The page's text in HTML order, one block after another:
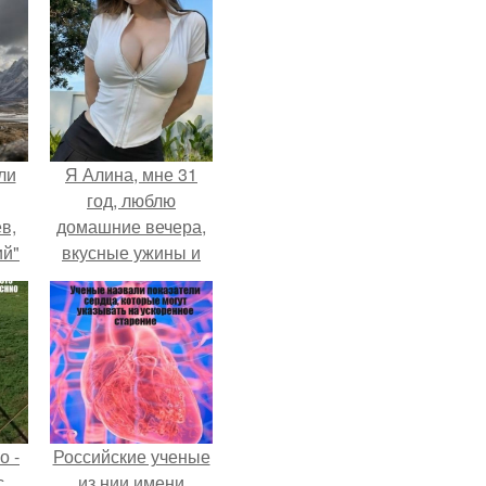
Я Алина, мне 31
год, люблю
домашние вечера,
вкусные ужины и
прогулки после
дождя.
-
Российские ученые